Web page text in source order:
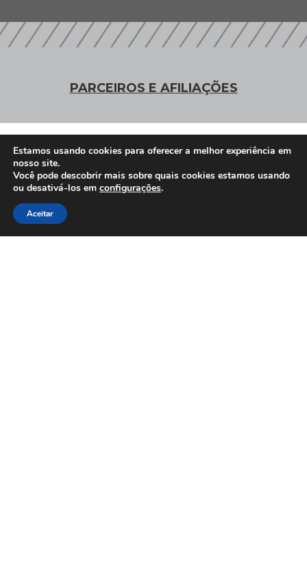
PARCEIROS E AFILIAÇÕES
Associados
Clique Aqui e conheça nossos parceiros
Estamos usando cookies para oferecer a melhor experiência em
nosso site.
Você pode descobrir mais sobre quais cookies estamos usando
ou desativá-los em configurações.
Aceitar